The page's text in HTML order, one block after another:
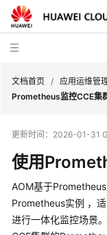
新
动
态
产
品
介
文档首页 / 应用运维管
Prometheus监控CCE集
更新时间： 2026-01-31
使用
AOM基于
Prometheus实例 ，
进行一体化监控场景